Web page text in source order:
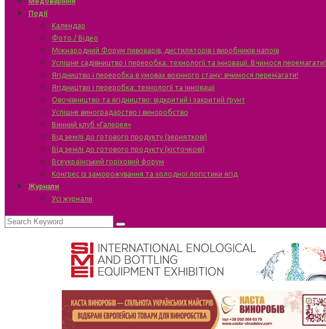
Події
Календар
Фото / Відео
Міжнародний Форум пивоварів, дистиляторів і виробників напоїв
Успішне садівництво і переробка: технології та інновації. Вчимося перемагати!
Ягідництво і переробка в умовах воєнного стану: вчимося перемагати!
Ягідництво і переробка: технології та інновації
Овочівництво та ягідництво: відкритий і закритий ґрунт
Успішне виноградарство і виноробство
Винний клуб «Галерея»
Від землі до готового продукту (зерняткові)
Від землі до готового продукту (кісточкові)
Всеукраїнський горіховий форум
Конгрес із заморожування та холодної логістики ягід
Журнали
Усі журнали